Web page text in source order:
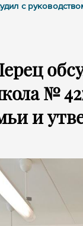
с
№
и